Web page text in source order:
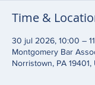
Time &
30 jul 2026, 10:00 –
Montgomery Bar
Norristown, PA 19401,